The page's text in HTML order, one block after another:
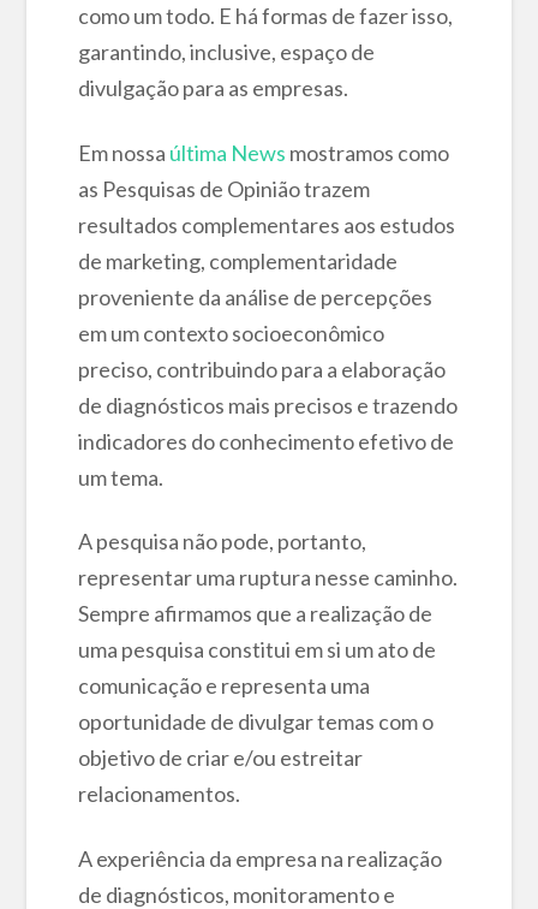
como um todo. E há formas de fazer isso,
garantindo, inclusive, espaço de
divulgação para as empresas.
Em nossa última News mostramos como
as Pesquisas de Opinião trazem
resultados complementares aos estudos
de marketing, complementaridade
proveniente da análise de percepções
em um contexto socioeconômico
preciso, contribuindo para a elaboração
de diagnósticos mais precisos e trazendo
indicadores do conhecimento efetivo de
um tema.
A pesquisa não pode, portanto,
representar uma ruptura nesse caminho.
Sempre afirmamos que a realização de
uma pesquisa constitui em si um ato de
comunicação e representa uma
oportunidade de divulgar temas com o
objetivo de criar e/ou estreitar
relacionamentos.
A experiência da empresa na realização
de diagnósticos, monitoramento e